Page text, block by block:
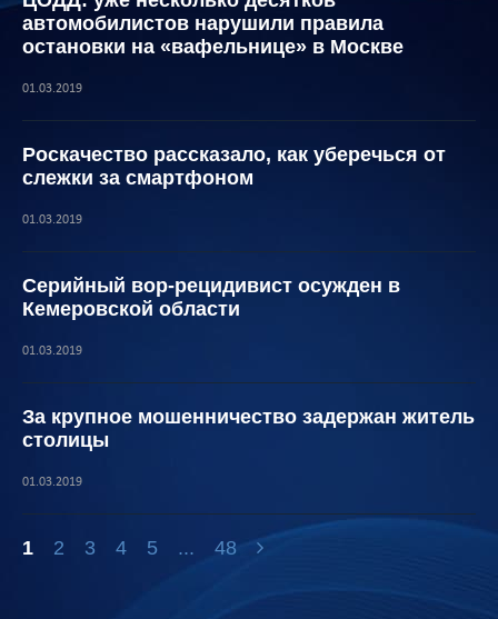
автомобилистов нарушили правила
остановки на «вафельнице» в Москве
01.03.2019
Роскачество рассказало, как уберечься от
слежки за смартфоном
01.03.2019
Серийный вор-рецидивист осужден в
Кемеровской области
01.03.2019
За крупное мошенничество задержан житель
столицы
01.03.2019
1 2 3 4 5 ... 48